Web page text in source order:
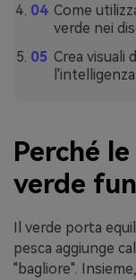
Come
verde nei
Crea visuali
Perché
verde
Il verde porta
pesca aggiunge
"bagliore".